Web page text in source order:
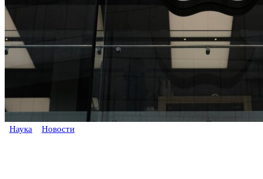
Наука Новости